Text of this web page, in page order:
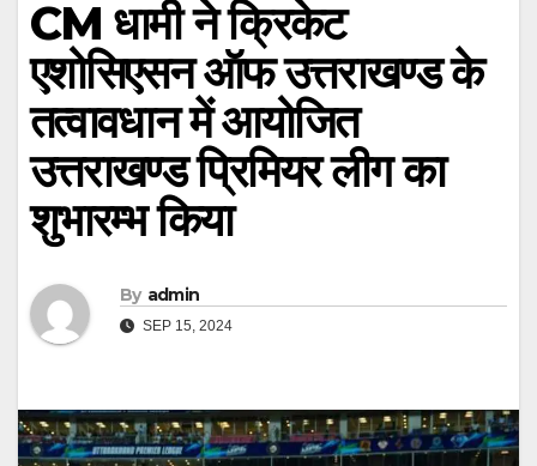
CM धामी ने क्रिकेट
एशोसिएसन ऑफ उत्तराखण्ड के
तत्वावधान में आयोजित
उत्तराखण्ड प्रिमियर लीग का
शुभारम्भ किया
By admin
SEP 15, 2024